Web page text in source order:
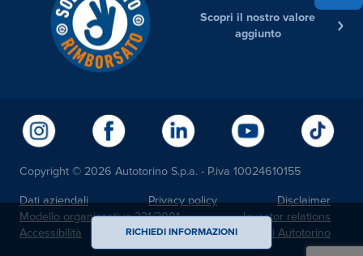
RICHIEDI INFORMAZIONI
Scopri il nostro valore
aggiunto
Copyright © 2026 Autotorino S.p.a. - P.iva 10024610155
Dati aziendali Privacy policy
Disclaimer
Modello organizzativo 231/2001
Investor relations
Accessibilità
Noi Autotorino